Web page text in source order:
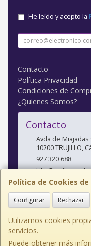
Política de Cookies
Configurar Rechazar
Utilizamos cookies
servicios.
Puede obtener más
He leído y acepto la
Contacto
Política Privacidad
Condiciones de
¿Quienes Somos?
Contacto
Avda de Miajadas
10200TRUJILLO,
927 320 688
Horario
Mañanas: 9,30 - 2